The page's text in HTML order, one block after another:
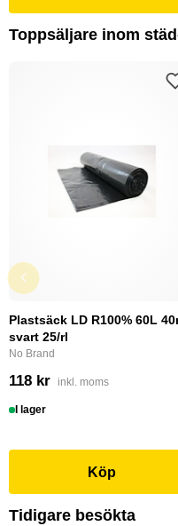
Toppsäljare inom
Plastsäck LD R100% 60L
svart 25/rl
No Brand
118 kr inkl. moms
I lager
Köp
Tidigare besökta